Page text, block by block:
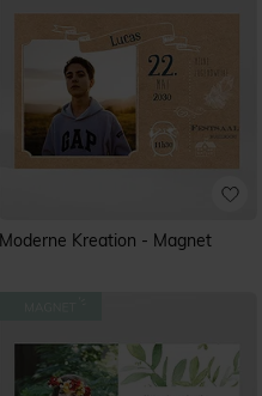
Moderne Kreation - Magnet